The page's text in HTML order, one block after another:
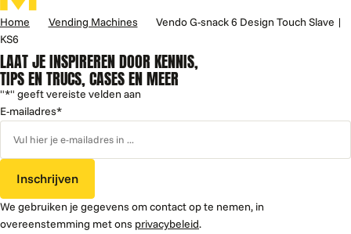
Home Vending Machines
Vendo G-snack 6 Design Touch Slave |
KS6
LAAT JE INSPIREREN DOOR KENNIS,
TIPS EN TRUCS, CASES EN MEER
"*" geeft vereiste velden aan
E-mailadres*
Inschrijven
We gebruiken je gegevens om contact op te nemen, in
overeenstemming met ons privacybeleid.